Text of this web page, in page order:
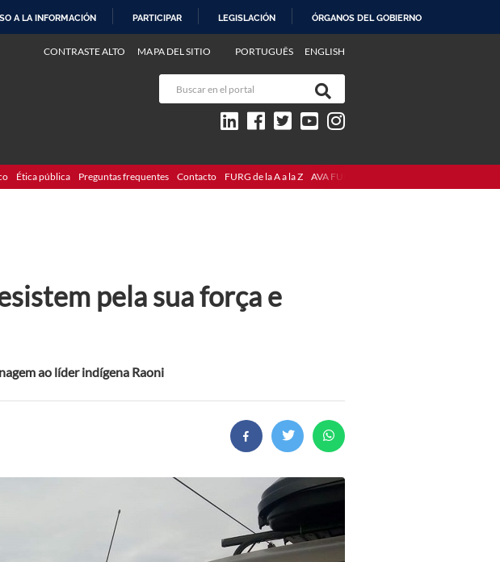
A LA INFORMACIÓN PARTICIPAR LEGISLACIÓN ÓRGANOS DEL GOBIERNO
PORTUGUÊS ENGLISH
CONTRASTE ALTO MAPA DEL SITIO
Ética pública Preguntas frequentes Contacto FURG de la A a la Z AVA FURG
pela sua força e
ao líder indígena Raoni